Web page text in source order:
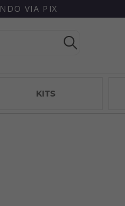
EXCLUSIVOS.
KITS